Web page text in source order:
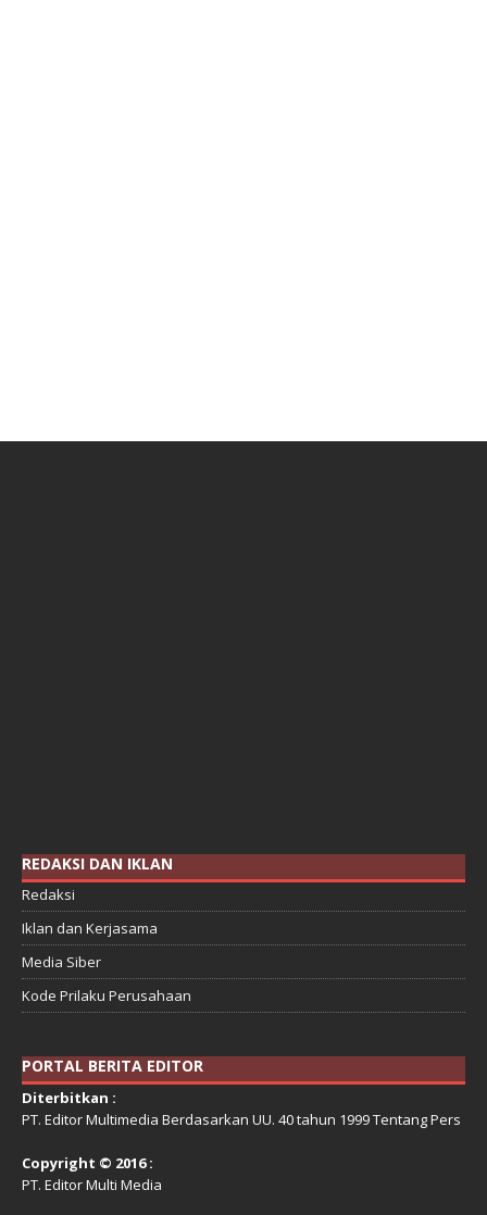
REDAKSI DAN IKLAN
Redaksi
Iklan dan Kerjasama
Media Siber
Kode Prilaku Perusahaan
PORTAL BERITA EDITOR
Diterbitkan :
PT. Editor Multimedia Berdasarkan UU. 40 tahun 1999 Tentang Pers
Copyright © 2016 :
PT. Editor Multi Media